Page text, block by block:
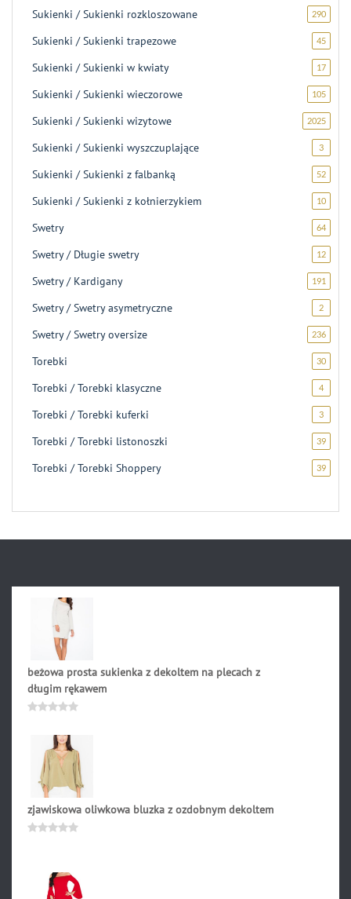
Sukienki / Sukienki rozkloszowane 290290
Sukienki / Sukienki trapezowe 4545
Sukienki / Sukienki w kwiaty 1717
Sukienki / Sukienki wieczorowe 105105
Sukienki / Sukienki wizytowe 20252025
Sukienki / Sukienki wyszczuplające 33
Sukienki / Sukienki z falbanką 5252
Sukienki / Sukienki z kołnierzykiem 1010
Swetry 6464
Swetry / Długie swetry 1212
Swetry / Kardigany 191
Swetry / Swetry asymetryczne 22
Swetry / Swetry oversize 236236
Torebki 3030
Torebki / Torebki klasyczne 44
Torebki / Torebki kuferki 33
Torebki / Torebki listonoszki 3939
Torebki / Torebki Shoppery 3939
beżowa prosta sukienka z dekoltem na plecach z
długim rękawem
zjawiskowa oliwkowa bluzka z ozdobnym dekoltem